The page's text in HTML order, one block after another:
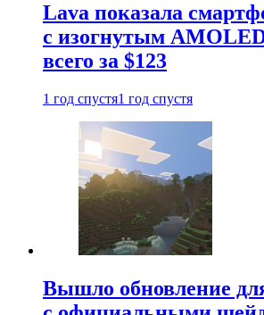
Lava показала
с изогнутым
всего за $123
1 год спустя1 год спустя
Вышло обновление